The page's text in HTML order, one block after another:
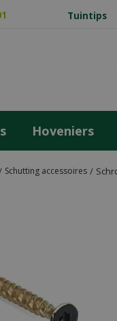
Schutting accessoires
Tuintips
Hoveniers